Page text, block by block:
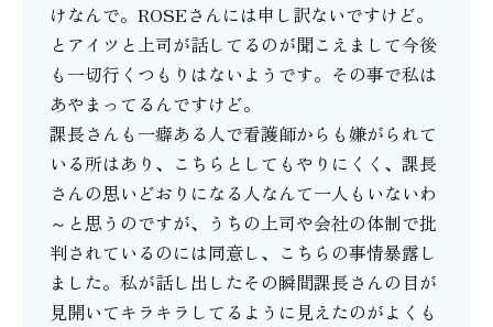
けなんで。ROSEさんには申し訳ないですけど。
とアイツと上司が話してるのが聞こえまして今後
も一切行くつもりはないようです。その事で私は
あやまってるんですけど。
課長さんも一癖ある人で看護師からも嫌がられて
いる所はあり、こちらとしてもやりにくく、課長
さんの思いどおりになる人なんて一人もいないわ
～と思うのですが、うちの上司や会社の体制で批
判されているのには同意し、こちらの事情暴露し
ました。私が話し出したその瞬間課長さんの目が
見開いてキラキラしてるように見えたのがよくも